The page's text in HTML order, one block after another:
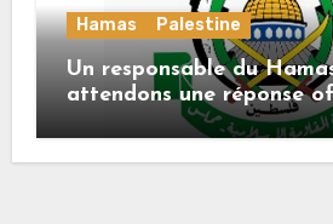
Hamas Palestine
Un responsable du
attendons une réponse
Mladenov concernant la